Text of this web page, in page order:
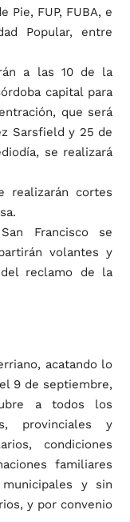
Pie, FUP, FUBA, e
Popular, entre
a las 10 de la
capital para
que será
Sarsfield y 25 de
se realizará
realizarán cortes
Francisco se
volantes y
reclamo de la
acatando lo
9 de septiembre,
a todos los
provinciales y
condiciones
familiares
y sin
y por convenio